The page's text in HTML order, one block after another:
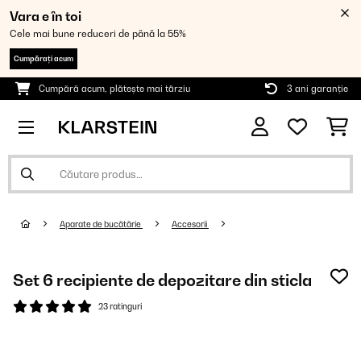
Vara e în toi
Cele mai bune reduceri de până la 55%
Cumpărați acum
Cumpără acum, plătește mai târziu 3 ani garanție
Aparate de bucătărie Accesorii
Set 6 recipiente de depozitare din sticla
23 ratinguri